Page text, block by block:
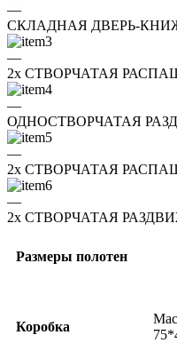
—
СКЛАДНАЯ ДВЕРЬ-
—
2x СТВОРЧАТАЯ
—
ОДНОСТВОРЧАТАЯ
—
2x СТВОРЧАТАЯ
—
2x СТВОРЧАТАЯ
Размеры полотен
Коробка